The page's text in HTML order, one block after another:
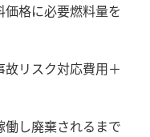
価格に必要燃料量を
故リスク対応費用＋
働し廃棄されるまで